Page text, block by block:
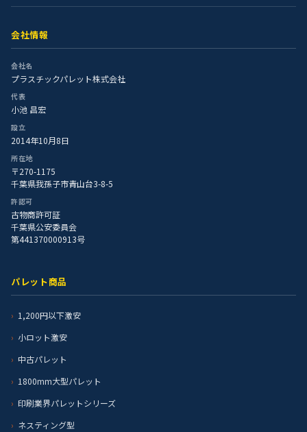
会社情報
会社名
プラスチックパレット株式会社
代表
小池 昌宏
設立
2014年10月8日
所在地
〒270-1175
千葉県我孫子市青山台3-8-5
許認可
古物商許可証
千葉県公安委員会
第441370000913号
パレット商品
1,200円以下激安
小ロット激安
中古パレット
1800mm大型パレット
印刷業界パレットシリーズ
ネスティング型